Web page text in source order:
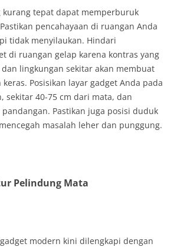
kurang tepat dapat memperburuk
pencahayaan di ruangan Anda
tidak menyilaukan. Hindari
di ruangan gelap karena kontras yang
lingkungan sekitar akan membuat
Posisikan layar gadget Anda pada
sekitar 40-75 cm dari mata, dan
Pastikan juga posisi duduk
masalah leher dan punggung.
Pelindung Mata
modern kini dilengkapi dengan